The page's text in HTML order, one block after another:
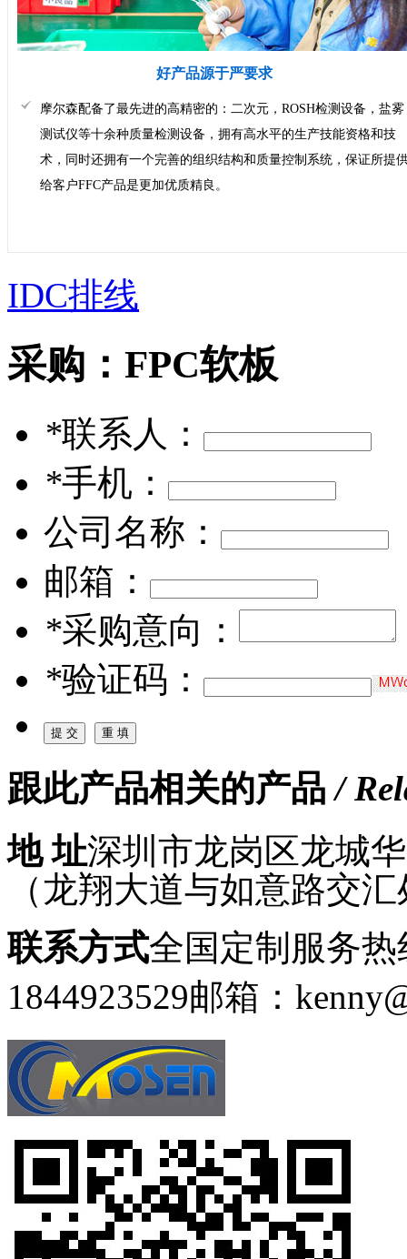
好产品源于严要求
摩尔森配备了最先进的高精密的：二次元，ROSH检测设备，盐雾
测试仪等十余种质量检测设备，拥有高水平的生产技能资格和技
术，同时还拥有一个完善的组织结构和质量控制系统，保证所提
给客户FFC产品是更加优质精良。
IDC排线
采购： FPC软板
*联系人：
*手机：
公司名称：
邮箱：
*采购意向：
*验证码：
跟此产品相关的产品/
地 址深圳市龙岗区龙城
（龙翔大道与如意路交
联系方式全国定制服务热
1844923529邮箱：